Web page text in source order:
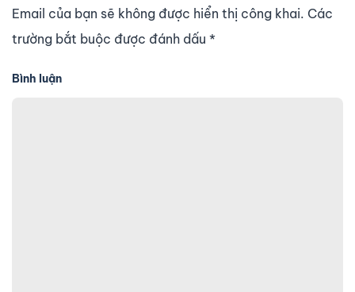
Email của bạn sẽ không được hiển thị công khai. Các
trường bắt buộc được đánh dấu *
Bình luận